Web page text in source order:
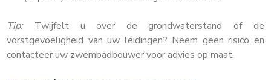
Tip:Twijfelt u over de grondwaterstand of de
vorstgevoeligheid van uw leidingen? Neem geen risico en
contacteer uw zwembadbouwer voor advies op maat.